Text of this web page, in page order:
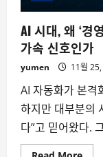
AI 시대, 왜 ‘경
가속 신호인가
yumen 11월
AI 자동화가 본격
하지만 대부분의
다”고 믿어왔다.
Read